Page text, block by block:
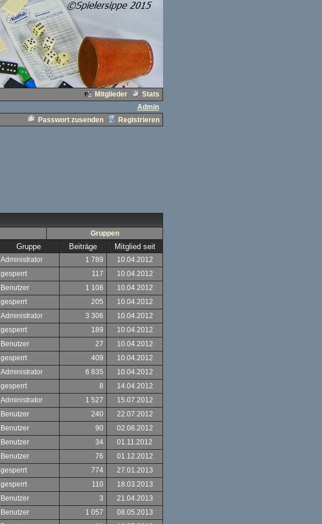
Mitglieder
Stats
Admin
Passwort zusenden Registrieren
Gruppen
Gruppe Beiträge Mitglied seit
Administrator 1 789
10.04.2012
gesperrt 117
10.04.2012
Benutzer 1 108
10.04.2012
gesperrt 205
10.04.2012
Administrator 3 306
10.04.2012
gesperrt 189
10.04.2012
Benutzer 27
10.04.2012
gesperrt 409
10.04.2012
Administrator 6 835
10.04.2012
gesperrt 8
14.04.2012
Administrator 1 527
15.07.2012
Benutzer 240
22.07.2012
Benutzer 90
02.08.2012
Benutzer 34
01.11.2012
Benutzer 76
01.12.2012
gesperrt 774
27.01.2013
gesperrt 110
18.03.2013
Benutzer 3
21.04.2013
Benutzer 1 057
08.05.2013